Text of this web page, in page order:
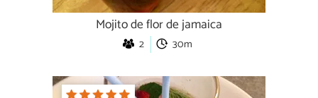
Mojito de flor de jamaica
2 30m